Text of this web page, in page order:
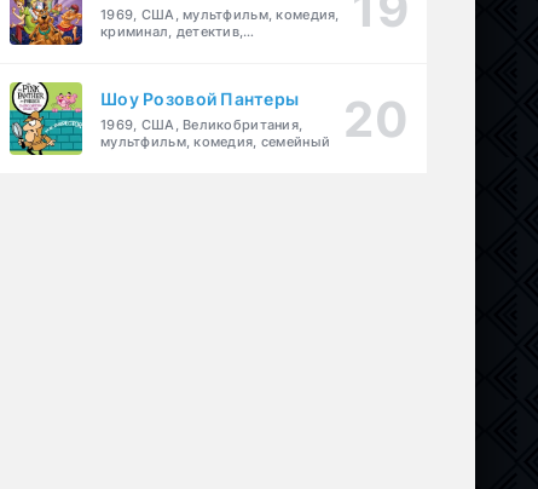
1969, США, мультфильм, комедия,
криминал, детектив,
Шоу Розовой Пантеры
1969, США, Великобритания,
мультфильм, комедия, семейный